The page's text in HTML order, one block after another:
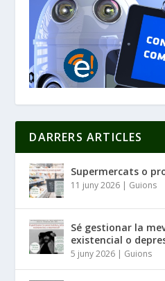
DARRERS ARTICLES
Supermercats o
11 juny 2026 | Guions
Sé gestionar la
existencial o
5 juny 2026 | Guions